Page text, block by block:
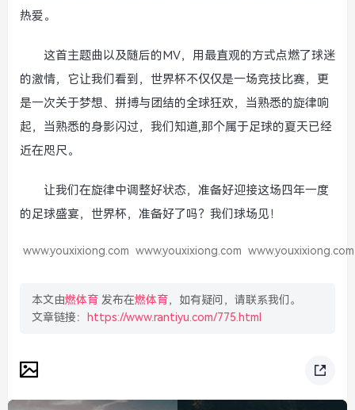
热爱。
这首主题曲以及随后的MV，用最直观的方式点燃了球迷
的激情，它让我们看到，世界杯不仅仅是一场竞技比赛，更
是一次关于梦想、拼搏与团结的全球狂欢，当熟悉的旋律响
起，当熟悉的身影闪过，我们知道,那个属于足球的夏天已经
近在咫尺。
让我们在旋律中调整好状态，准备好迎接这场四年一度
的足球盛宴，世界杯，准备好了吗？我们球场见！
www.youxixiong.com www.youxixiong.com www.youxixiong.com
本文由燃体育 发布在燃体育，如有疑问，请联系我们。
文章链接：
https://www.rantiyu.com/775.html